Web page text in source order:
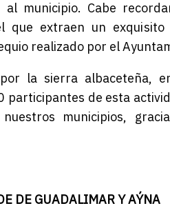
municipio. Cabe
que extraen un exquisito
realizado por el
la sierra albaceteña,
participantes de esta
municipios,
DE GUADALIMAR Y AÝNA